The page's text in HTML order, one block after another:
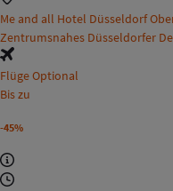
Me and all Hotel Düsseldorf
Zentrumsnahes Düsseldorfer
Flüge Optional
Bis zu
-45%